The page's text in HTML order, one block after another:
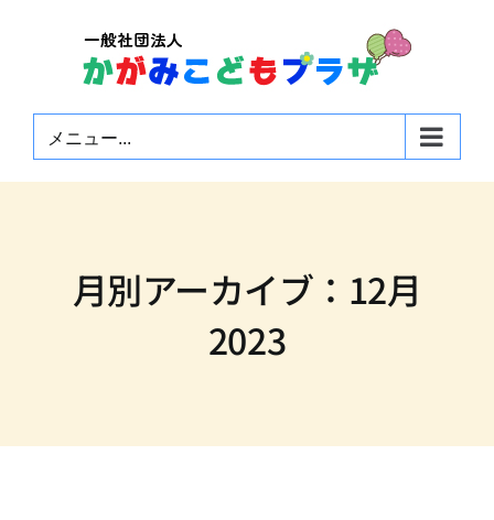
メニュー...
月別アーカイブ： 12月
2023